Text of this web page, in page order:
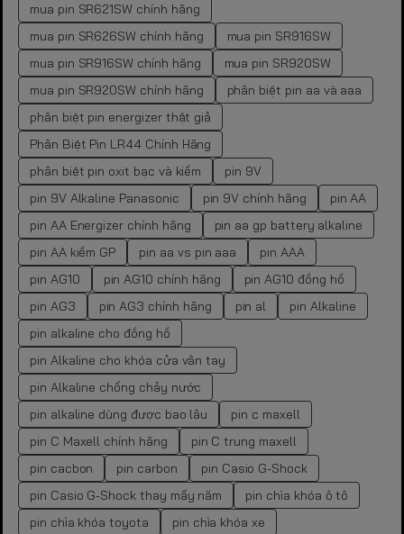
mua pin SR621SW chính hãng
mua pin SR626SW chính hãng
mua pin SR916SW
mua pin SR916SW chính hãng
mua pin SR920SW
mua pin SR920SW chính hãng
phân biệt pin aa và aaa
phân biệt pin energizer thật giả
Phân Biệt Pin LR44 Chính Hãng
phân biệt pin oxit bạc và kiềm
pin 9V
pin 9V Alkaline Panasonic
pin 9V chính hãng
pin AA
pin AA Energizer chính hãng
pin aa gp battery alkaline
pin AA kiềm GP
pin aa vs pin aaa
pin AAA
pin AG10
pin AG10 chính hãng
pin AG10 đồng hồ
pin AG3
pin AG3 chính hãng pin al
pin Alkaline
pin alkaline cho đồng hồ
pin Alkaline cho khóa cửa vân tay
pin Alkaline chống chảy nước
pin alkaline dùng được bao lâu
pin c maxell
pin C Maxell chính hãng
pin C trung maxell
pin cacbon
pin carbon
pin Casio G-Shock
pin Casio G-Shock thay mấy năm
pin chìa khóa ô tô
pin chìa khóa toyota
pin chìa khóa xe